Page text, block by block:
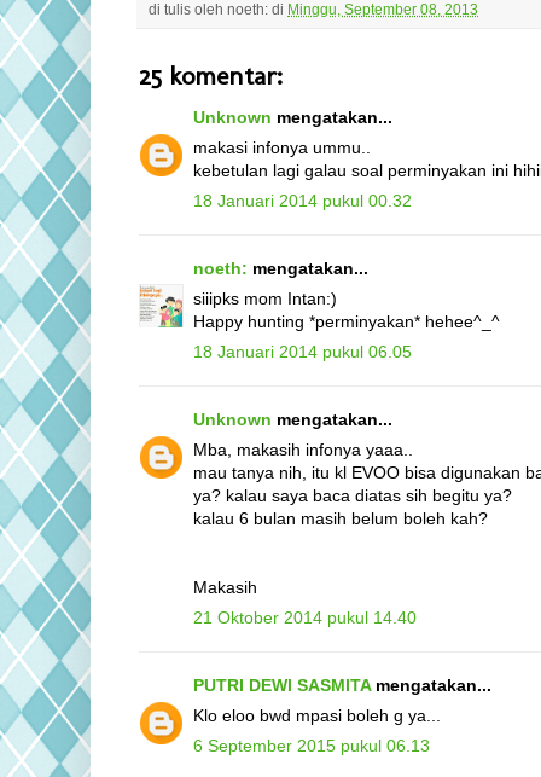
di tulis oleh noeth: di Minggu, September 08, 2013
25 komentar:
Unknown mengatakan...
makasi infonya ummu..
kebetulan lagi galau soal perminyakan ini
18 Januari 2014 pukul 00.32
noeth: mengatakan...
siiipks mom Intan:)
Happy hunting *perminyakan* hehee^_^
18 Januari 2014 pukul 06.05
Unknown mengatakan...
Mba, makasih infonya yaaa..
mau tanya nih, itu kl EVOO bisa digunakan
ya? kalau saya baca diatas sih begitu ya?
kalau 6 bulan masih belum boleh kah?
Makasih
21 Oktober 2014 pukul 14.40
PUTRI DEWI SASMITAmengatakan...
Klo eloo bwd mpasi boleh g ya...
6 September 2015 pukul 06.13